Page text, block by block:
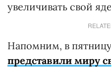
увеличивать свой
Напомним, в
представили миру